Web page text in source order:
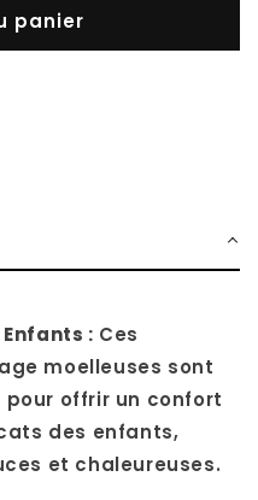
panier
: Ces
moelleuses sont
offrir un confort
des enfants,
et chaleureuses.